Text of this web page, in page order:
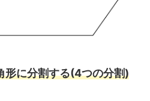
形に分割する(4つの分割)